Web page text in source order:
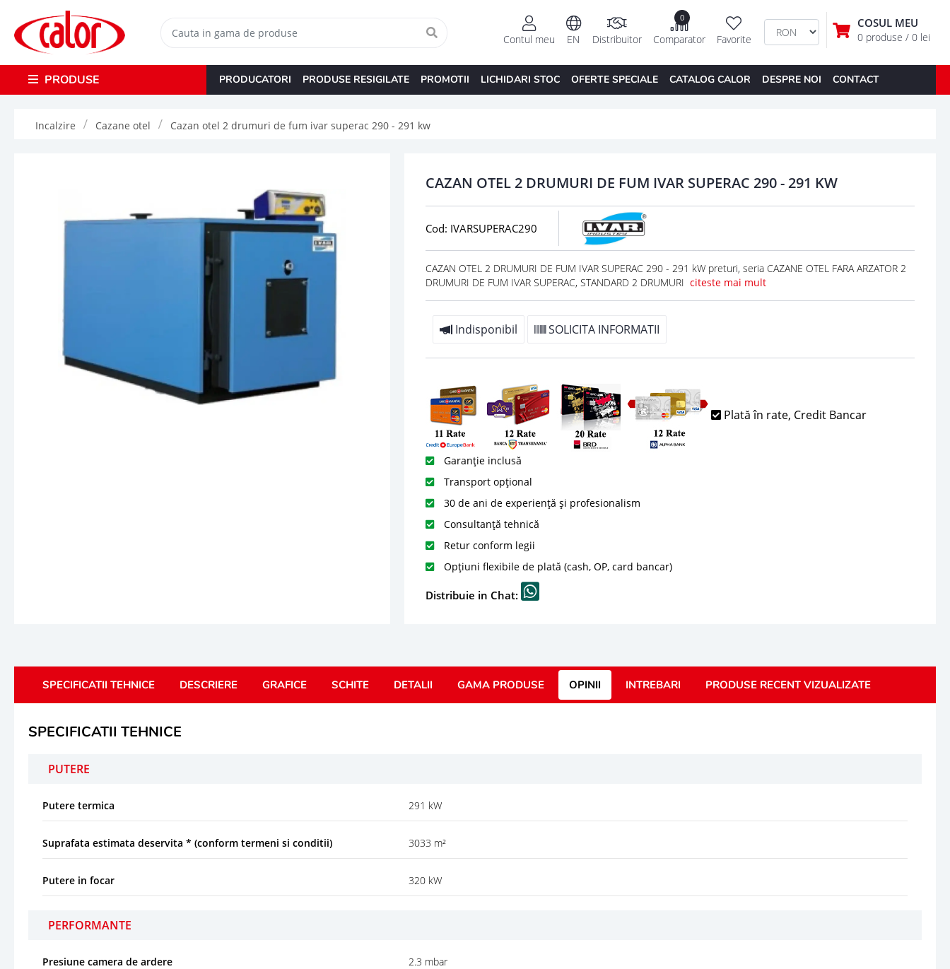
COSUL MEU
0 produse / 0 lei
Favorite
0
Comparator
Distribuitor
EN
Contul meu
PRODUSE PRODUCATORI PRODUSE RESIGILATE PROMOTII LICHIDARI STOC OFERTE SPECIALE CATALOG CALOR DESPRE NOI CONTACT
Incalzire Cazane otel Cazan otel 2 drumuri de fum ivar superac 290 - 291 kw
CAZAN OTEL 2 DRUMURI DE FUM IVAR SUPERAC 290 - 291 KW
Cod: IVARSUPERAC290
CAZAN OTEL 2 DRUMURI DE FUM IVAR SUPERAC 290 - 291 kW preturi, seria CAZANE OTEL FARA ARZATOR 2
DRUMURI DE FUM IVAR SUPERAC, STANDARD 2 DRUMURI citeste mai mult
Indisponibil SOLICITA INFORMATII
Plată în rate, Credit Bancar
Garanție inclusă
Transport opțional
30 de ani de experiență și profesionalism
Consultanță tehnică
Retur conform legii
Opțiuni flexibile de plată (cash, OP, card bancar)
Distribuie in Chat:
SPECIFICATII TEHNICE DESCRIERE GRAFICE SCHITE DETALII GAMA PRODUSE OPINII INTREBARI PRODUSE RECENT VIZUALIZATE
SPECIFICATII TEHNICE
PUTERE
Putere termica 291 kW
Suprafata estimata deservita * (conform termeni si conditii) 3033 m²
Putere in focar 320 kW
PERFORMANTE
Presiune camera de ardere 2.3 mbar